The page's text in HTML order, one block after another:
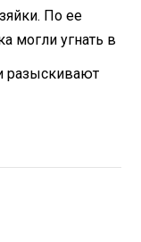
По ее
могли угнать в
разыскивают